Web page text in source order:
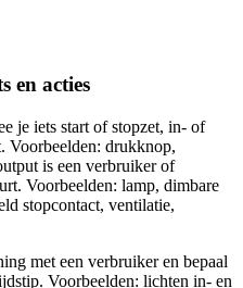
en acties
je iets start of stopzet, in- of
Voorbeelden: drukknop,
is een verbruiker of
Voorbeelden: lamp, dimbare
stopcontact, ventilatie,
met een verbruiker en bepaal
Voorbeelden: lichten in- en